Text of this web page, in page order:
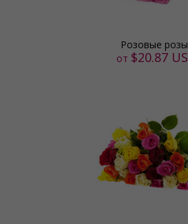
Розовые розы
от $20.87 US